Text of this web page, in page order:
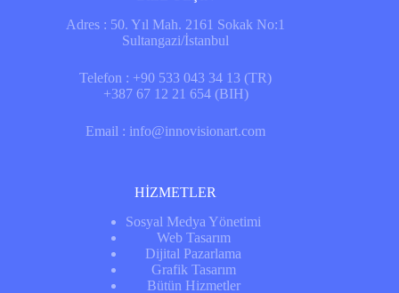
Adres : 50. Yıl Mah. 2161 Sokak No:1
Sultangazi/İstanbul
Telefon : +90 533 043 34 13 (TR)
+387 67 12 21 654 (BIH)
Email : info@innovisionart.com
HİZMETLER
Sosyal Medya Yönetimi
Web Tasarım
Dijital Pazarlama
Grafik Tasarım
Bütün Hizmetler